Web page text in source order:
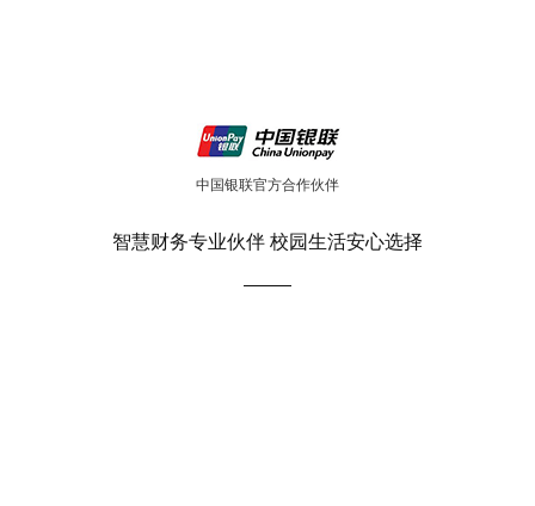
中国银联官方合作伙伴
智慧财务专业伙伴 校园生活安心选择